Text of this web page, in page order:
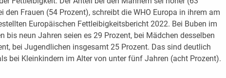
den Frauen (54 Prozent), schreibt die WHO Europa in ihrem am
Europäischen Fettleibigkeitsbericht 2022. Bei Buben im
bis neun Jahren seien es 29 Prozent, bei Mädchen desselben
bei Jugendlichen insgesamt 25 Prozent. Das sind deutlich
bei Kleinkindern im Alter von unter fünf Jahren (acht Prozent).